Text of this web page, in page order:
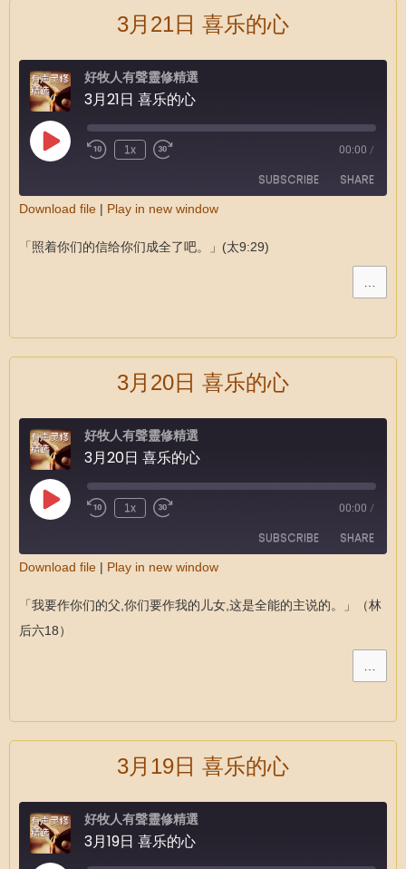
3月21日 喜乐的心
好牧人有聲靈修精選
3月21日 喜乐的心
1x 00:00 /
SUBSCRIBE SHARE
RSS FEED
Download file | Play in new window
「照着你们的信给你们成全了吧。」(太9:29)
…
3月20日 喜乐的心
好牧人有聲靈修精選
3月20日 喜乐的心
1x 00:00 /
SUBSCRIBE SHARE
RSS FEED
LINK
Download file | Play in new window
「我要作你们的父,你们要作我的儿女,这是全能的主说的。」（林
后六18）
…
3月19日 喜乐的心
好牧人有聲靈修精選
3月19日 喜乐的心